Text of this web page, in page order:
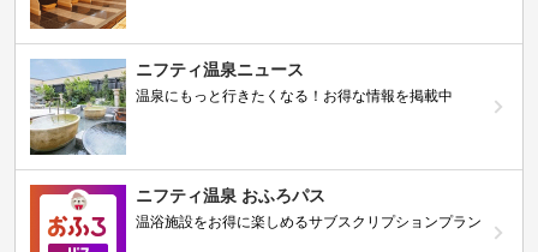
ニフティ温泉ニュース
温泉にもっと行きたくなる！お得な情報を掲載中
ニフティ温泉 おふろパス
温浴施設をお得に楽しめるサブスクリプションプラン